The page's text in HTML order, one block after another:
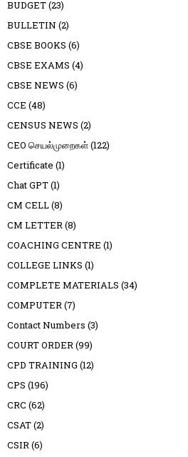
BUDGET(23)
BULLETIN (2)
CBSE BOOKS (6)
CBSE EXAMS (4)
CBSE NEWS (6)
CCE (48)
CENSUS NEWS (2)
CEO செயல்முறைகள்(122)
Certificate (1)
Chat GPT(1)
CM CELL(8)
CM LETTER(8)
COACHING CENTRE (1)
COLLEGE LINKS (1)
COMPLETE MATERIALS (34)
COMPUTER(7)
Contact Numbers (3)
COURT ORDER(99)
CPD TRAINING (12)
CPS (196)
CRC (62)
CSAT(2)
CSIR(6)